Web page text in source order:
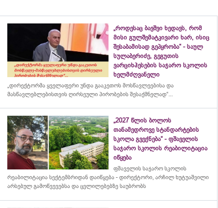
„როდესაც ბავშვი ხედავს, რომ
მისი გულშემატკივარი ხარ, ისიც
შესაბამისად გეპყრობა“ - საულ
სულაბერიძე, გეგუთის
ვარციხჰესების საჯარო სკოლის
ხელმძღვანელი
„დირექტორმა ყველაფერი უნდა გააკეთოს მოსწავლეებისა და
მასწავლებლებისთვის ღირსეული პირობების შესაქმნელად“...
„2027 წლის ბოლოს
თანამედროვე სტანდარტების
სკოლა გვექნება“ - ფშაველის
საჯარო სკოლის რეაბილიტაცია
იწყება
ფშაველის საჯარო სკოლის
რეაბილიტაცია სექტემბრიდან დაიწყება - დირექტორი, არჩილ ხუტუაშვილი
არსებულ გამოწვევებსა და ცვლილებებზე საუბრობს